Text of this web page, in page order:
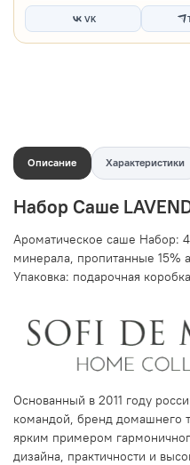
VK
Описание Характеристики
Набор Саше
Ароматическое саше Набор:
минерала, пропитанные 15%
Упаковка: подарочная коробка
Основанный в 2011 году
командой, бренд домашнего
ярким примером
дизайна, практичности и